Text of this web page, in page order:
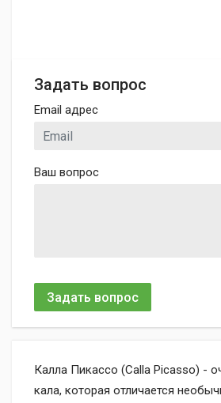
Задать вопрос
Email адрес
Ваш вопрос
Задать вопрос
Калла Пикассо (Calla Picasso) -
кала, которая отличается